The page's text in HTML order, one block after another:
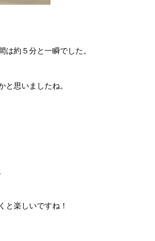
は約５分と一瞬でした。
と思いましたね。
と楽しいですね！